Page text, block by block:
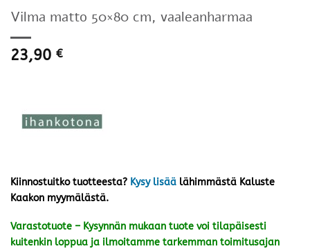
Vilma matto 50×80 cm, vaaleanharmaa
23,90 €
Kiinnostuitko tuotteesta? Kysy lisää lähimmästä Kaluste
Kaakon myymälästä.
Varastotuote – Kysynnän mukaan tuote voi tilapäisesti
kuitenkin loppua ja ilmoitamme tarkemman toimitusajan